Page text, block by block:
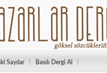
Sayılar Basılı Dergi Al